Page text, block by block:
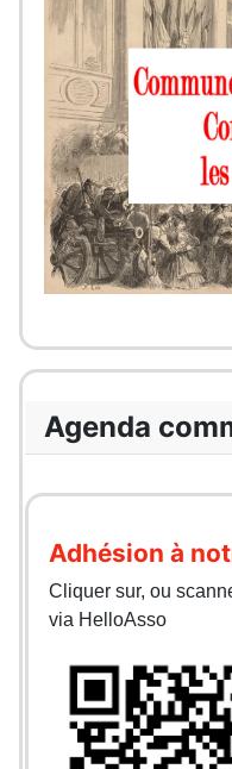
Agenda
Adhésion à
Cliquer sur, ou
via HelloAsso